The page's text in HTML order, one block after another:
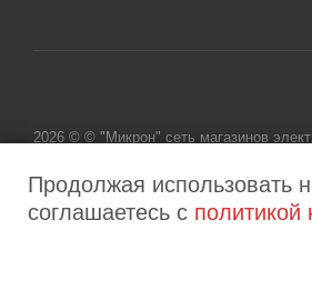
2026 © © "Микрон" сеть магазинов
Продолжая использовать
соглашаетесь с политикой